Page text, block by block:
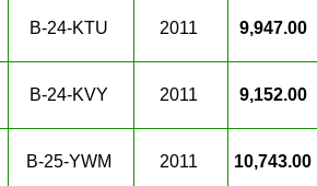
B-24-KTU 2011 9,947.00
B-24-KVY 2011 9,152.00
B-25-YWM 2011 10,743.00